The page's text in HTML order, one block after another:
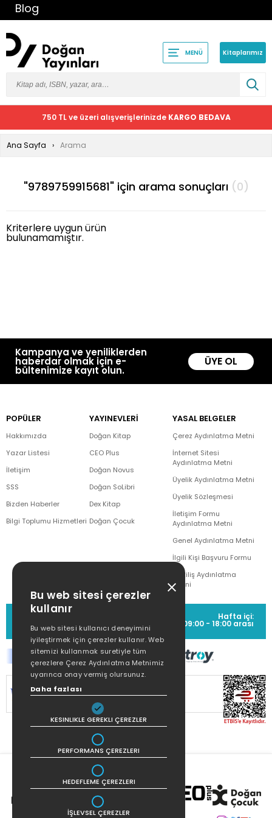
Blog
MENÜ Kitaplarımız
750 TL ve üzeri alışverişlerinizde KARGO BEDAVA
Ana Sayfa Arama
"9789759915681" için arama sonuçları (0)
Kriterlere uygun ürün
bulunamamıştır.
Kampanya ve yeniliklerden
haberdar olmak için e-
bültenimize kayıt olun.
ÜYE OL
POPÜLER
Hakkımızda
Yazar Listesi
İletişim
SSS
Bizden Haberler
Bilgi Toplumu Hizmetleri
YAYINEVLERİ
Doğan Kitap
CEO Plus
Doğan Novus
Doğan SoLibri
Dex Kitap
Doğan Çocuk
YASAL BELGELER
Çerez Aydınlatma Metni
İnternet Sitesi
Aydınlatma Metni
Üyelik Aydınlatma Metni
Üyelik Sözleşmesi
İletişim Formu
Aydınlatma Metni
Genel Aydınlatma Metni
İlgili Kişi Başvuru Formu
Çekiliş Aydınlatma
Metni
MÜŞTERİ HİZMETLERİ
(0212) 373 77 00
Hafta içi:
09:00 - 18:00 arası
SİTEMİZ
KORUNMAKTADIR.
Bu web sitesi çerezler
kullanır
Bu web sitesi kullanıcı deneyimini
iyileştirmek için çerezler kullanır. Web
sitemizi kullanmak suretiyle tüm
çerezlere Çerez Aydınlatma Metnimiz
uyarınca onay vermiş olursunuz.
Daha fazlası
KESINLIKLE GEREKLI ÇEREZLER
PERFORMANS ÇEREZLERI
HEDEFLEME ÇEREZLERI
İŞLEVSEL ÇEREZLER